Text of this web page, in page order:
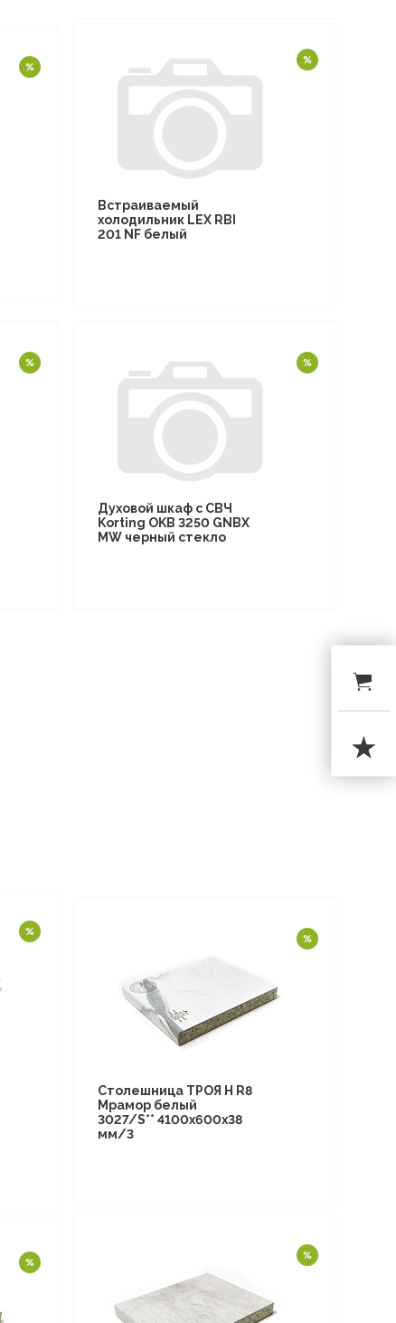
Встраиваемый
холодильник LEX RBI
201 NF белый
Духовой шкаф с СВЧ
Korting OKB 3250 GNBX
MW черный стекло
Столешница ТРОЯ Н R8
Мрамор белый
3027/S** 4100х600х38
мм/3